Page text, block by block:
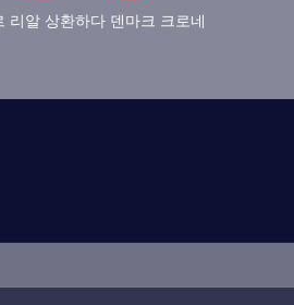
리알 상환하다 덴마크 크로네